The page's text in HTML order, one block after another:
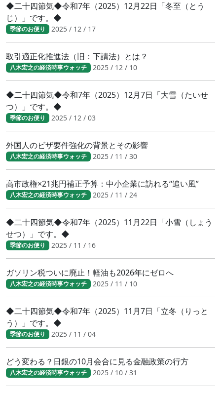
◆二十四節気◆令和7年（2025）12月22日「冬至（とう
じ）」です。◆
季節のお便り 2025 / 12 / 17
取引適正化推進法（旧：下請法）とは？
八木宏之の経済時事ウォッチ 2025 / 12 / 10
◆二十四節気◆令和7年（2025）12月7日「大雪（たいせ
つ）」です。◆
季節のお便り 2025 / 12 / 03
外国人のビザ要件強化の背景とその影響
八木宏之の経済時事ウォッチ 2025 / 11 / 30
高市政権×21兆円補正予算：中小企業に訪れる“追い風”
八木宏之の経済時事ウォッチ 2025 / 11 / 24
◆二十四節気◆令和7年（2025）11月22日「小雪（しょう
せつ）」です。◆
季節のお便り 2025 / 11 / 16
ガソリン税ついに廃止！軽油も2026年にゼロへ
八木宏之の経済時事ウォッチ 2025 / 11 / 10
◆二十四節気◆令和7年（2025）11月7日「立冬（りっと
う）」です。◆
季節のお便り 2025 / 11 / 04
どう変わる？日銀の10月会合に見る金融政策の行方
八木宏之の経済時事ウォッチ 2025 / 10 / 31